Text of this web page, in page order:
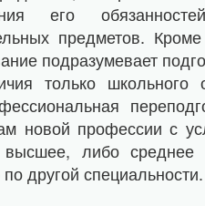
его
предметов.
подразумевает
только школьного
новой профессии с
либо среднее
другой специальности.